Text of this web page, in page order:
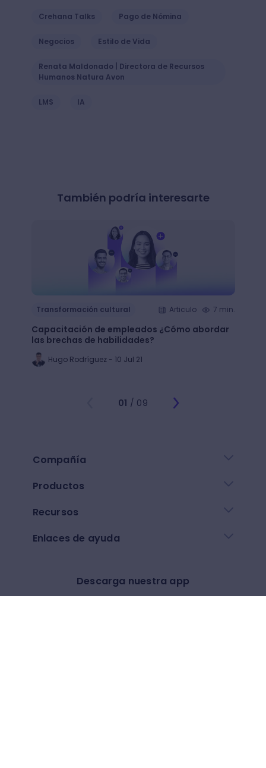
Crehana Talks Pago de Nómina
Negocios Estilo de Vida
Renata Maldonado | Directora de Recursos
Humanos Natura Avon
LMS IA
También podría interesarte
Transformación cultural Articulo 7 min.
Capacitación de empleados ¿Cómo abordar
las brechas de habilidades?
Hugo Rodríguez - 10 Jul 21
01 / 09
Compañía
Productos
Recursos
Enlaces de ayuda
Descarga nuestra app